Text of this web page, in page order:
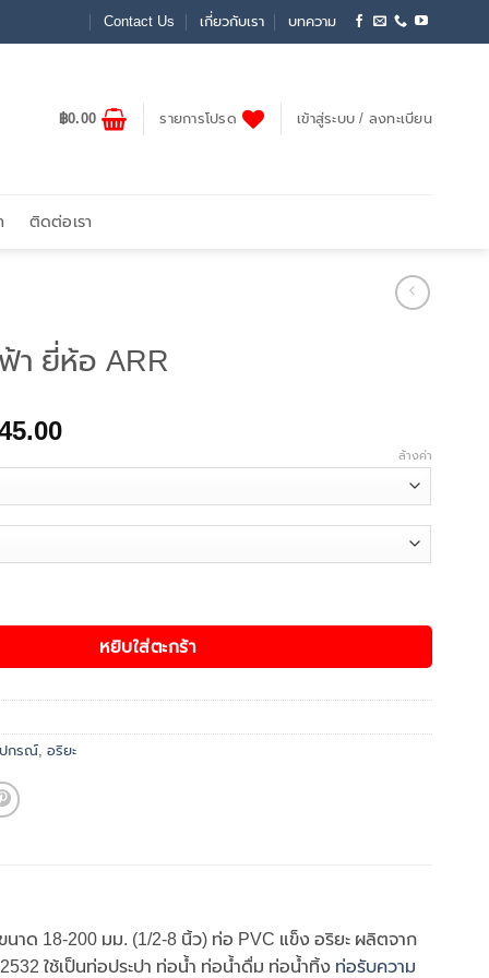
Contact Us เกี่ยวกับเรา บทความ
฿0.00 รายการโปรด เข้าสู่ระบบ / ลงทะเบียน
ติดต่อเรา
า ยี่ห้อ ARR
Price
through
฿745.00
ล้างค่า
ห้อ ARR ชิ้น
หยิบใส่ตะกร้า
ปกรณ์ ,อริยะ
าด 18-200 มม. (1/2-8 นิ้ว) ท่อ PVC แข็ง อริยะ ผลิตจาก
ใช้เป็นท่อประปา ท่อน้ำ ท่อน้ำดื่ม ท่อน้ำทิ้ง ท่อรับความ